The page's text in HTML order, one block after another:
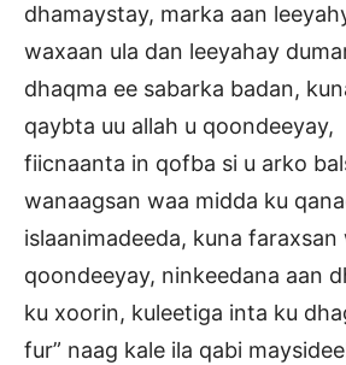
dhamaystay, marka aan
waxaan ula dan leeyahay
dhaqma ee sabarka badan,
qaybta uu allah u qoondeeyay,
fiicnaanta in qofba si u arko
wanaagsan waa midda ku
islaanimadeeda, kuna faraxsan
qoondeeyay, ninkeedana aan
ku xoorin, kuleetiga inta ku
fur” naag kale ila qabi